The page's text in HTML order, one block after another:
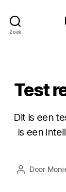
Zoek
Test
Dit is een
is een
Door